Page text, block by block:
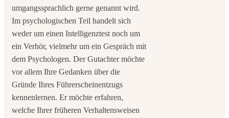
umgangssprachlich gerne genannt wird.
Im psychologischen Teil handelt sich
weder um einen Intelligenztest noch um
ein Verhör, vielmehr um ein Gespräch mit
dem Psychologen. Der Gutachter möchte
vor allem Ihre Gedanken über die
Gründe Ihres Führerscheinentzugs
kennenlernen. Er möchte erfahren,
welche Ihrer früheren Verhaltensweisen